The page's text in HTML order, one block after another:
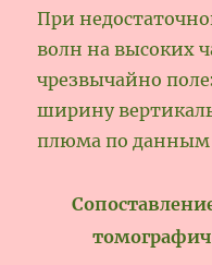
При
волн на высоких
чрезвычайно
ширину
плюма по данным